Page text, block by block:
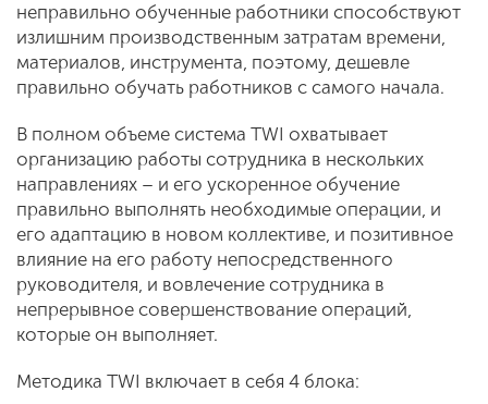
неправильно обученные работники способствуют
излишним производственным затратам времени,
материалов, инструмента, поэтому, дешевле
правильно обучать работников с самого начала.
В полном объеме система TWI охватывает
организацию работы сотрудника в нескольких
направлениях – и его ускоренное обучение
правильно выполнять необходимые операции, и
его адаптацию в новом коллективе, и позитивное
влияние на его работу непосредственного
руководителя, и вовлечение сотрудника в
непрерывное совершенствование операций,
которые он выполняет.
Методика TWI включает в себя 4 блока: